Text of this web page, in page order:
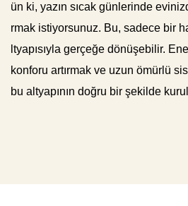
ün ki, yazın sıcak günlerinde
rmak istiyorsunuz. Bu, sadece bir
ltyapısıyla gerçeğe dönüşebilir.
konforu artırmak ve uzun ömürlü
bu altyapının doğru bir şekilde